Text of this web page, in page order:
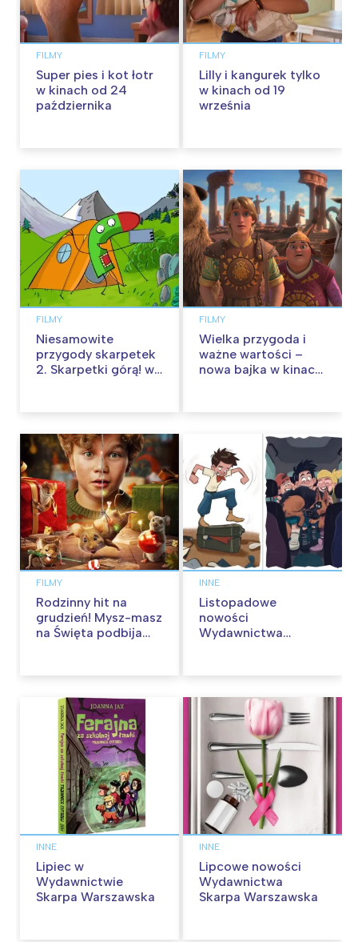
FILMY
Super pies i kot łotr
w kinach od 24
października
FILMY
Lilly i kangurek tylko
w kinach od 19
września
FILMY
Niesamowite
przygody skarpetek
2. Skarpetki górą! w
FILMY
Wielka przygoda i
ważne wartości –
nowa bajka w kinach
FILMY
Rodzinny hit na
grudzień! Mysz-masz
na Święta podbija
INNE
Listopadowe
nowości
Wydawnictwa
INNE
Lipiec w
Wydawnictwie
Skarpa Warszawska
INNE
Lipcowe nowości
Wydawnictwa
Skarpa Warszawska